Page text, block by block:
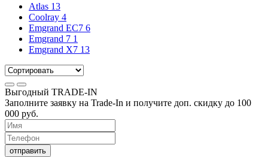
Atlas 13
Coolray 4
Emgrand EC7 6
Emgrand 7 1
Emgrand X7 13
Выгодный TRADE-IN
Заполните заявку на Trade-In и получите доп. скидку до 100
000 руб.
отправить